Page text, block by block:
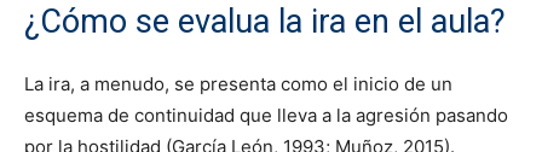
¿Cómo se evalua la ira en el aula?
La ira, a menudo, se presenta como el inicio de un
esquema de continuidad que lleva a la agresión pasando
por la hostilidad (García León, 1993; Muñoz, 2015).